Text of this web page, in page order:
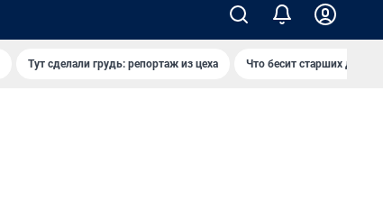
Тут сделали грудь: репортаж из цеха Что бесит старших детей